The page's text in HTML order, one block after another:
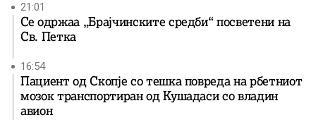
21:01
Се одржаа „Брајчинските средби“ посветени на
Св. Петка
16:54
Пациент од Скопје со тешка повреда на рбетниот
мозок транспортиран од Кушадаси со владин
авион